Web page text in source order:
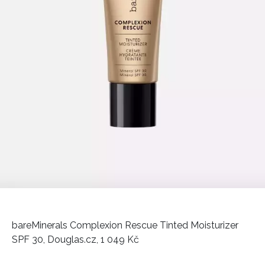
bareMinerals Complexion Rescue Tinted Moisturizer
SPF 30, Douglas.cz, 1 049 Kč